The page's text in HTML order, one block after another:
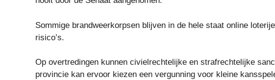
Sommige brandweerkorpsen blijven in de hele staat online
risico’s.
Op overtredingen kunnen civielrechtelijke en strafrechtelijke
provincie kan ervoor kiezen een vergunning voor kleine